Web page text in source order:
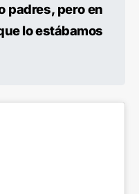
padres, pero en
lo estábamos